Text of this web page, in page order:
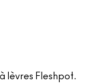
lèvres Fleshpot.